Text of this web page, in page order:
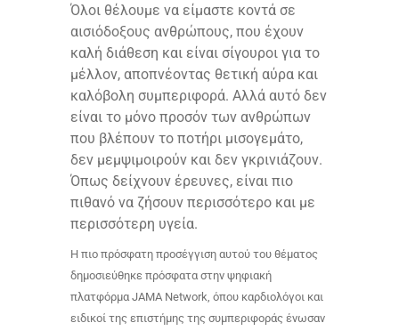
Όλοι θέλουμε να είμαστε κοντά σε
αισιόδοξους ανθρώπους, που έχουν
καλή διάθεση και είναι σίγουροι για το
μέλλον, αποπνέοντας θετική αύρα και
καλόβολη συμπεριφορά. Αλλά αυτό δεν
είναι το μόνο προσόν των ανθρώπων
που βλέπουν το ποτήρι μισογεμάτο,
δεν μεμψιμοιρούν και δεν γκρινιάζουν.
Όπως δείχνουν έρευνες, είναι πιο
πιθανό να ζήσουν περισσότερο και με
περισσότερη υγεία.
Η πιο πρόσφατη προσέγγιση αυτού του θέματος
δημοσιεύθηκε πρόσφατα στην ψηφιακή
πλατφόρμα JAMA Network, όπου καρδιολόγοι και
ειδικοί της επιστήμης της συμπεριφοράς ένωσαν